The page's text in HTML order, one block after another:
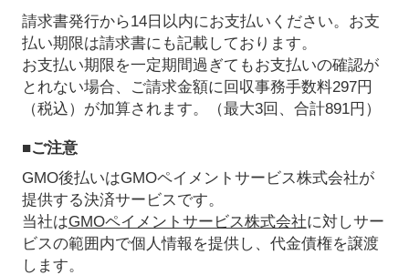
請求書発行から14日以内にお支払いください。お支
払い期限は請求書にも記載しております。
お支払い期限を一定期間過ぎてもお支払いの確認が
とれない場合、ご請求金額に回収事務手数料297円
（税込）が加算されます。（最大3回、合計891円）
■ご注意
GMO後払いはGMOペイメントサービス株式会社が
提供する決済サービスです。
当社はGMOペイメントサービス株式会社に対しサー
ビスの範囲内で個人情報を提供し、代金債権を譲渡
します。